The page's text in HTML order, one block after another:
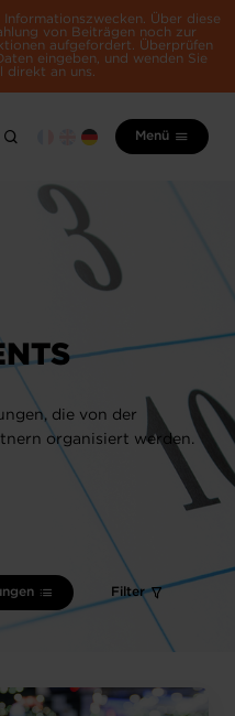
Informationszwecken. Über diese
von Beiträgen noch zur
aufgefordert. Überprüfen
eingeben, und wenden Sie
direkt an uns.
Menü
die von der
organisiert werden.
Filter